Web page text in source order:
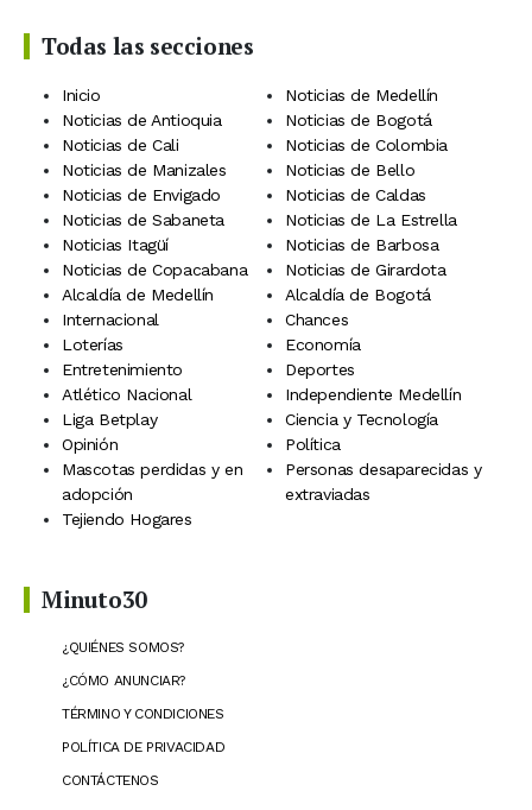
Todas las secciones
Inicio
Noticias de Medellín
Noticias de Antioquia
Noticias de Bogotá
Noticias de Cali
Noticias de Colombia
Noticias de Manizales
Noticias de Bello
Noticias de Envigado
Noticias de Caldas
Noticias de Sabaneta
Noticias de La Estrella
Noticias Itagüí
Noticias de Barbosa
Noticias de Copacabana
Noticias de Girardota
Alcaldía de Medellín
Alcaldía de Bogotá
Internacional
Chances
Loterías
Economía
Entretenimiento
Deportes
Atlético Nacional
Independiente Medellín
Liga Betplay
Ciencia y Tecnología
Opinión
Política
Mascotas perdidas y en
adopción
Personas desaparecidas y
extraviadas
Tejiendo Hogares
Minuto30
¿QUIÉNES SOMOS?
¿CÓMO ANUNCIAR?
TÉRMINO Y CONDICIONES
POLÍTICA DE PRIVACIDAD
CONTÁCTENOS